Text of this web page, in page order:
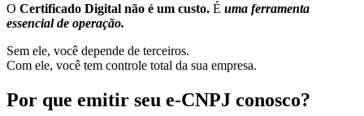
O Certificado Digital não é um custo. É uma ferramenta
essencial de operação.
Sem ele, você depende de terceiros.
Com ele, você tem controle total da sua empresa.
Por que emitir seu e-CNPJ conosco?